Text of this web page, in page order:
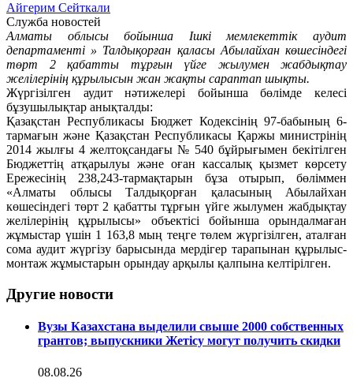
Айгерим Сейткали
Служба новостей
Алматы облысы бойынша Ішкі мемлекеттік аудит
департаменті » Талдықорған қаласы Абылайхан көшесіндегі
төрт 2 қабатты тұрғын үйге жылумен жабдықтау
желілерінің құрылысын жан жақты сараптап шықты.
Жүргізілген аудит нәтижелері бойынша бөлімде келесі
бұзушылықтар анықталды:
Қазақстан Республикасы Бюджет Кодексінің 97-бабының 6-
тармағын және Қазақстан Республикасы Қаржы министрінің
2014 жылғы 4 желтоқсандағы № 540 бұйрығымен бекітілген
Бюджеттің атқарылуы және оған кассалық қызмет көрсету
Ережесінің 238,243-тармақтарын бұза отырып, бөліммен
«Алматы облысы Талдықорған қаласының Абылайхан
көшесіндегі төрт 2 қабатты тұрғын үйге жылумен жабдықтау
желілерінің құрылысы» объектісі бойынша орындалмаған
жұмыстар үшін 1 163,8 мың теңге төлем жүргізілген, аталған
сома аудит жүргізу барысында мердігер тарапынан құрылыс-
монтаж жұмыстарын орындау арқылы қалпына келтірілген.
Другие новости
Вузы Казахстана выделили свыше 2000 собственных
грантов; выпускники Жетісу могут получить скидки
08.08.26